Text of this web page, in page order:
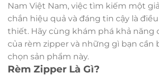
Nam Việt Nam, việc tìm kiếm một
chắn hiệu quả và đáng tin cậy là
thiết. Hãy cùng khám phá khả năng
của rèm zipper và những gì bạn cần
chọn sản phẩm này.
Rèm Zipper Là Gì?